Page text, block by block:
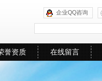
企业QQ咨询
誉资质 在线留言